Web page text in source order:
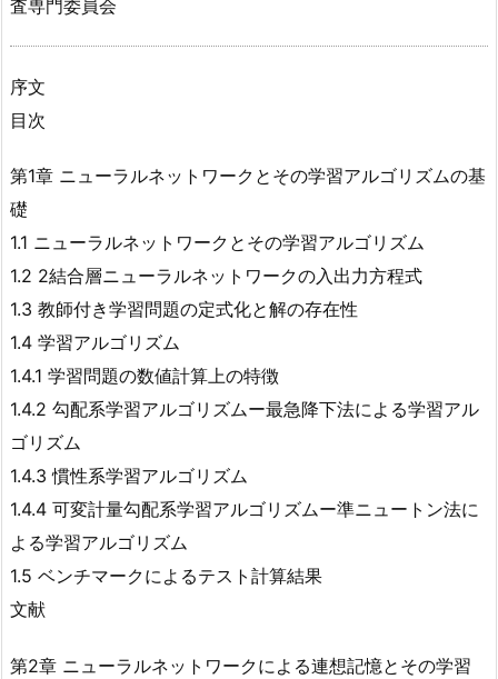
査専門委員会
序文
目次
第1章 ニューラルネットワークとその学習アルゴリズムの基
礎
1.1 ニューラルネットワークとその学習アルゴリズム
1.2 2結合層ニューラルネットワークの入出力方程式
1.3 教師付き学習問題の定式化と解の存在性
1.4 学習アルゴリズム
1.4.1 学習問題の数値計算上の特徴
1.4.2 勾配系学習アルゴリズムー最急降下法による学習アル
ゴリズム
1.4.3 慣性系学習アルゴリズム
1.4.4 可変計量勾配系学習アルゴリズムー準ニュートン法に
よる学習アルゴリズム
1.5 ベンチマークによるテスト計算結果
文献
第2章 ニューラルネットワークによる連想記憶とその学習